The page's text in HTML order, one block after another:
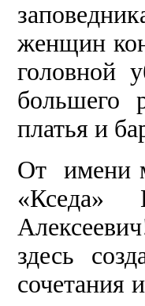
женщин
головной
большего
платья и
От имени
«Кседа»
здесь
сочетания